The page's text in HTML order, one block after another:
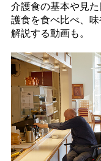
介護食の基本や見
護食を食べ比べ、
解説する動画も。